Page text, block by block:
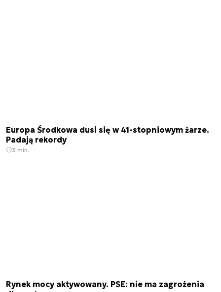
Europa Środkowa dusi się w 41-stopniowym żarze.
Padają rekordy
3 min.
Rynek mocy aktywowany. PSE: nie ma zagrożenia